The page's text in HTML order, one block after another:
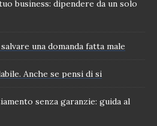
business: dipendere da un solo
una domanda fatta male
Anche se pensi di si
senza garanzie: guida al